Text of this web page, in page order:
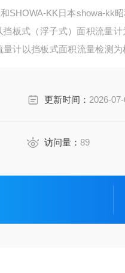
SHOWA-KK日本showa-kk
板式（浮子式）面积流量
计以挡板式面积流量检测
更新时间： 2026-07-
访问量： 89